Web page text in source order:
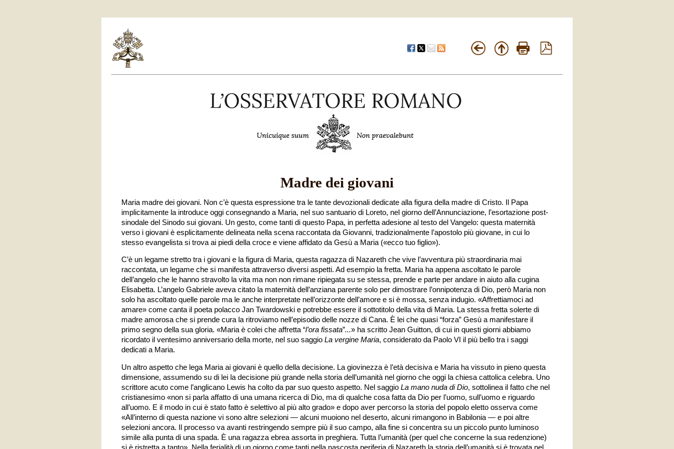
Madre dei giovani
Maria madre dei giovani. Non c’è questa espressione tra le tante devozionali dedicate alla figura della madre di Cristo. Il Papa
implicitamente la introduce oggi consegnando a Maria, nel suo santuario di Loreto, nel giorno dell’Annunciazione, l’esortazione post-
sinodale del Sinodo sui giovani. Un gesto, come tanti di questo Papa, in perfetta adesione al testo del Vangelo: questa maternità
verso i giovani è esplicitamente delineata nella scena raccontata da Giovanni, tradizionalmente l’apostolo più giovane, in cui lo
stesso evangelista si trova ai piedi della croce e viene affidato da Gesù a Maria («ecco tuo figlio»).
C’è un legame stretto tra i giovani e la figura di Maria, questa ragazza di Nazareth che vive l’avventura più straordinaria mai
raccontata, un legame che si manifesta attraverso diversi aspetti. Ad esempio la fretta. Maria ha appena ascoltato le parole
dell’angelo che le hanno stravolto la vita ma non non rimane ripiegata su se stessa, prende e parte per andare in aiuto alla cugina
Elisabetta. L’angelo Gabriele aveva citato la maternità dell’anziana parente solo per dimostrare l’onnipotenza di Dio, però Maria non
solo ha ascoltato quelle parole ma le anche interpretate nell’orizzonte dell’amore e si è mossa, senza indugio. «Affrettiamoci ad
amare» come canta il poeta polacco Jan Twardowski e potrebbe essere il sottotitolo della vita di Maria. La stessa fretta solerte di
madre amorosa che si prende cura la ritroviamo nell’episodio delle nozze di Cana. È lei che quasi “forza” Gesù a manifestare il
primo segno della sua gloria. «Maria è colei che affretta “l’ora fissata”...» ha scritto Jean Guitton, di cui in questi giorni abbiamo
ricordato il ventesimo anniversario della morte, nel suo saggio La vergine Maria, considerato da Paolo VI il più bello tra i saggi
dedicati a Maria.
Un altro aspetto che lega Maria ai giovani è quello della decisione. La giovinezza è l’età decisiva e Maria ha vissuto in pieno questa
dimensione, assumendo su di lei la decisione più grande nella storia dell’umanità nel giorno che oggi la chiesa cattolica celebra. Uno
scrittore acuto come l’anglicano Lewis ha colto da par suo questo aspetto. Nel saggio La mano nuda di Dio, sottolinea il fatto che nel
cristianesimo «non si parla affatto di una umana ricerca di Dio, ma di qualche cosa fatta da Dio per l’uomo, sull’uomo e riguardo
all’uomo. E il modo in cui è stato fatto è selettivo al più alto grado» e dopo aver percorso la storia del popolo eletto osserva come
«All’interno di questa nazione vi sono altre selezioni — alcuni muoiono nel deserto, alcuni rimangono in Babilonia — e poi altre
selezioni ancora. Il processo va avanti restringendo sempre più il suo campo, alla fine si concentra su un piccolo punto luminoso
simile alla punta di una spada. È una ragazza ebrea assorta in preghiera. Tutta l’umanità (per quel che concerne la sua redenzione)